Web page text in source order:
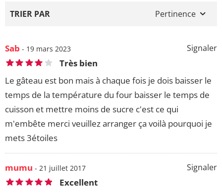
TRIER PAR Pertinence
Signaler
Sab - 19 mars 2023
Très bien
Le gâteau est bon mais à chaque fois je dois baisser le
temps de la température du four baisser le temps de
cuisson et mettre moins de sucre c'est ce qui
m'embête merci veuillez arranger ça voilà pourquoi je
mets 3étoiles
Signaler
mumu - 21 juillet 2017
Excellent